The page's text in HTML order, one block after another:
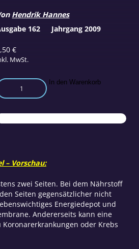
€
MwSt.
Hendrik Hannes
In den Warenkorb
162 Jahrgang 2009
– Vorschau:
zwei Seiten. Bei dem Nährstoff
Seiten gegensätzlicher nicht
Energiedepot und
Andererseits kann eine
oder Krebs